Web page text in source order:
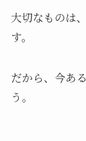
大切なものは
す。
だから、今あ
う。